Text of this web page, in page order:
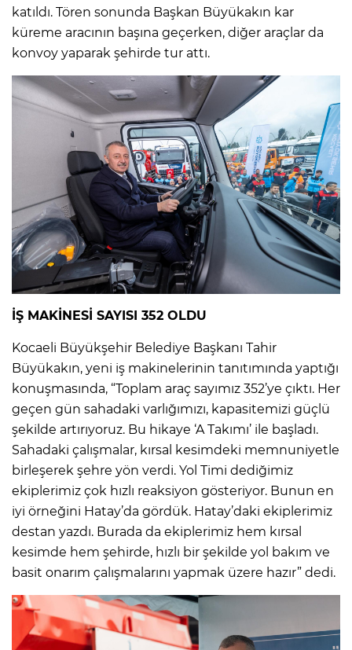
katıldı. Tören sonunda Başkan Büyükakın kar
küreme aracının başına geçerken, diğer araçlar da
konvoy yaparak şehirde tur attı.
İŞ MAKİNESİ SAYISI 352 OLDU
Kocaeli Büyükşehir Belediye Başkanı Tahir
Büyükakın, yeni iş makinelerinin tanıtımında yaptığı
konuşmasında, “Toplam araç sayımız 352’ye çıktı. Her
geçen gün sahadaki varlığımızı, kapasitemizi güçlü
şekilde artırıyoruz. Bu hikaye ‘A Takımı’ ile başladı.
Sahadaki çalışmalar, kırsal kesimdeki memnuniyetle
birleşerek şehre yön verdi. Yol Timi dediğimiz
ekiplerimiz çok hızlı reaksiyon gösteriyor. Bunun en
iyi örneğini Hatay’da gördük. Hatay’daki ekiplerimiz
destan yazdı. Burada da ekiplerimiz hem kırsal
kesimde hem şehirde, hızlı bir şekilde yol bakım ve
basit onarım çalışmalarını yapmak üzere hazır” dedi.